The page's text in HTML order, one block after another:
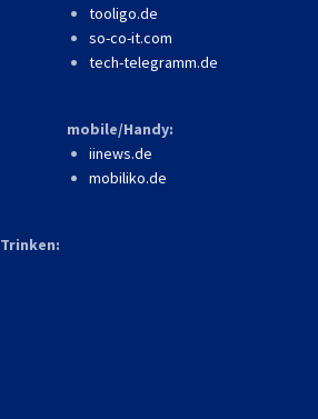
tooligo.de
so-co-it.com
tech-telegramm.de
mobile/Handy:
iinews.de
mobiliko.de